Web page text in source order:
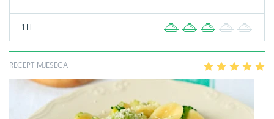
1 H 2 3 4
RECEPT MJESECA 2 3 4